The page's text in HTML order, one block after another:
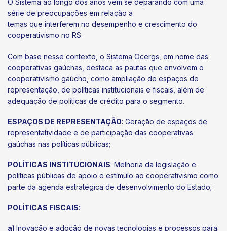
O Sistema ao longo dos anos vem se deparando com uma
série de preocupações em relação a
temas que interferem no desempenho e crescimento do
cooperativismo no RS.
Com base nesse contexto, o Sistema Ocergs, em nome das
cooperativas gaúchas, destaca as pautas que envolvem o
cooperativismo gaúcho, como ampliação de espaços de
representação, de políticas institucionais e fiscais, além de
adequação de políticas de crédito para o segmento.
ESPAÇOS DE REPRESENTAÇÃO: Geração de espaços de
representatividade e de participação das cooperativas
gaúchas nas políticas públicas;
POLÍTICAS INSTITUCIONAIS: Melhoria da legislação e
políticas públicas de apoio e estímulo ao cooperativismo como
parte da agenda estratégica de desenvolvimento do Estado;
POLÍTICAS FISCAIS:
a) Inovação e adoção de novas tecnologias e processos para